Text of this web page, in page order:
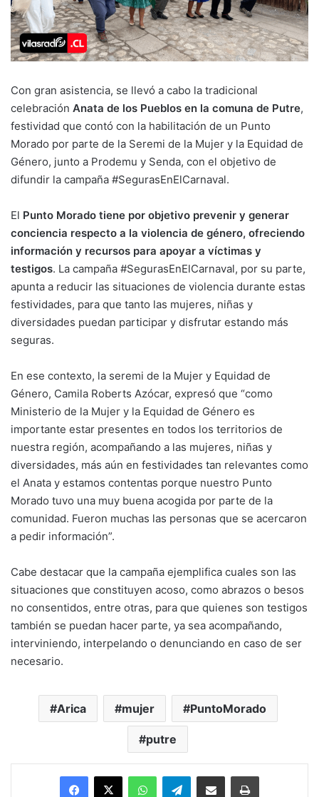
Con gran asistencia, se llevó a cabo la tradicional
celebración Anata de los Pueblos en la comuna de Putre,
festividad que contó con la habilitación de un Punto
Morado por parte de la Seremi de la Mujer y la Equidad de
Género, junto a Prodemu y Senda, con el objetivo de
difundir la campaña #SegurasEnElCarnaval.
El Punto Morado tiene por objetivo prevenir y generar
conciencia respecto a la violencia de género, ofreciendo
información y recursos para apoyar a víctimas y
testigos. La campaña #SegurasEnElCarnaval, por su parte,
apunta a reducir las situaciones de violencia durante estas
festividades, para que tanto las mujeres, niñas y
diversidades puedan participar y disfrutar estando más
seguras.
En ese contexto, la seremi de la Mujer y Equidad de
Género, Camila Roberts Azócar, expresó que “como
Ministerio de la Mujer y la Equidad de Género es
importante estar presentes en todos los territorios de
nuestra región, acompañando a las mujeres, niñas y
diversidades, más aún en festividades tan relevantes como
el Anata y estamos contentas porque nuestro Punto
Morado tuvo una muy buena acogida por parte de la
comunidad. Fueron muchas las personas que se acercaron
a pedir información”.
Cabe destacar que la campaña ejemplifica cuales son las
situaciones que constituyen acoso, como abrazos o besos
no consentidos, entre otras, para que quienes son testigos
también se puedan hacer parte, ya sea acompañando,
interviniendo, interpelando o denunciando en caso de ser
necesario.
Arica mujer PuntoMorado
putre
Facebook
X WhatsAppTelegramEnviar vía email Imprimir